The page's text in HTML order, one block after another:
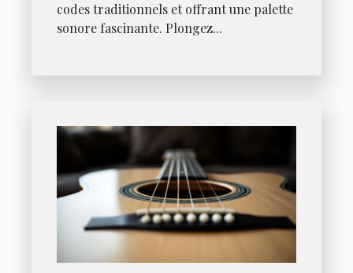
codes traditionnels et offrant une palette
sonore fascinante. Plongez...